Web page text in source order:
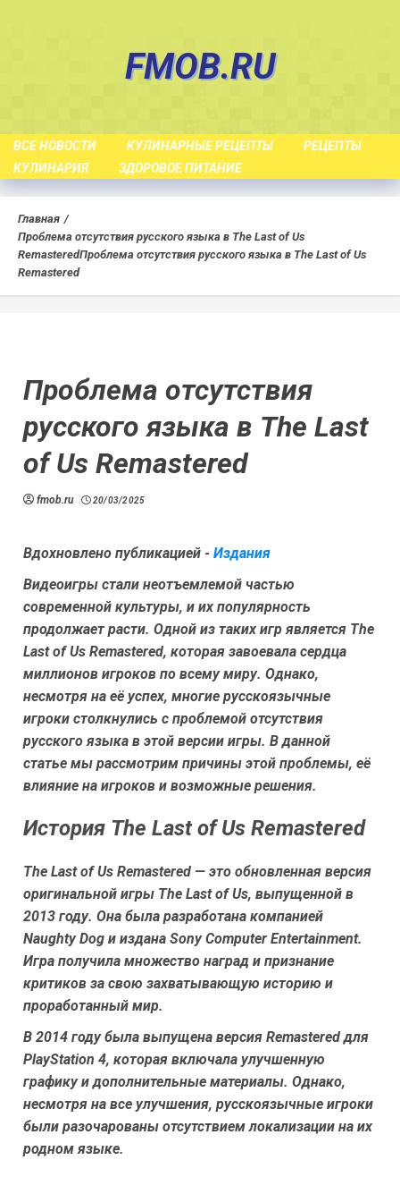
FMOB.RU
ВСЕ НОВОСТИ КУЛИНАРНЫЕ РЕЦЕПТЫ
РЕЦЕПТЫ
КУЛИНАРИЯ
ЗДОРОВОЕ ПИТАНИЕ
Главная
Проблема отсутствия русского языка в The Last of Us
RemasteredПроблема отсутствия русского языка в The Last of Us
Remastered
Проблема отсутствия
русского языка в The Last
of Us Remastered
fmob.ru 20/03/2025
Вдохновлено публикацией - Издания
Видеоигры стали неотъемлемой частью
современной культуры, и их популярность
продолжает расти. Одной из таких игр является The
Last of Us Remastered, которая завоевала сердца
миллионов игроков по всему миру. Однако,
несмотря на её успех, многие русскоязычные
игроки столкнулись с проблемой отсутствия
русского языка в этой версии игры. В данной
статье мы рассмотрим причины этой проблемы, её
влияние на игроков и возможные решения.
История The Last of Us Remastered
The Last of Us Remastered — это обновленная версия
оригинальной игры The Last of Us, выпущенной в
2013 году. Она была разработана компанией
Naughty Dog и издана Sony Computer Entertainment.
Игра получила множество наград и признание
критиков за свою захватывающую историю и
проработанный мир.
В 2014 году была выпущена версия Remastered для
PlayStation 4, которая включала улучшенную
графику и дополнительные материалы. Однако,
несмотря на все улучшения, русскоязычные игроки
были разочарованы отсутствием локализации на их
родном языке.